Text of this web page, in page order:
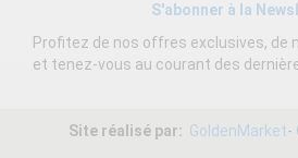
S'abonner à la
Profitez de nos offres exclusives, de
et tenez-vous au courant des
Site réalisé par: GoldenMarket-